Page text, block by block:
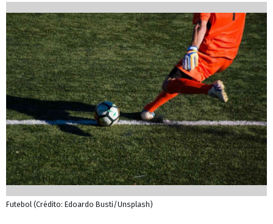
Futebol (Crédito: Edoardo Busti/Unsplash)